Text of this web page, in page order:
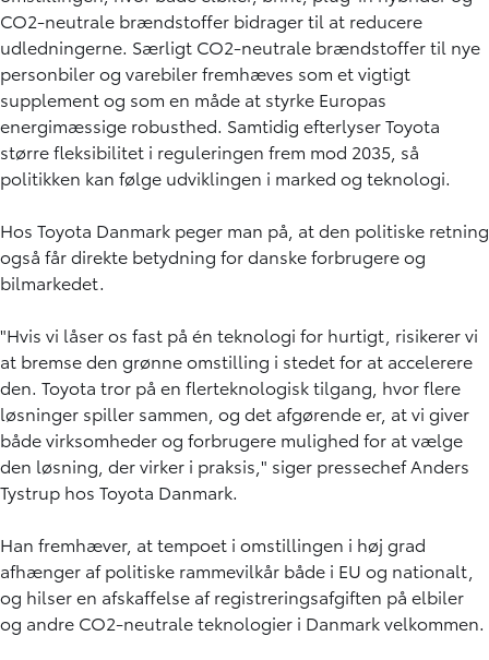
CO2-neutrale brændstoffer bidrager til at reducere
udledningerne. Særligt CO2-neutrale brændstoffer til nye
personbiler og varebiler fremhæves som et vigtigt
supplement og som en måde at styrke Europas
energimæssige robusthed. Samtidig efterlyser Toyota
større fleksibilitet i reguleringen frem mod 2035, så
politikken kan følge udviklingen i marked og teknologi.
Hos Toyota Danmark peger man på, at den politiske retning
også får direkte betydning for danske forbrugere og
bilmarkedet.
"Hvis vi låser os fast på én teknologi for hurtigt, risikerer vi
at bremse den grønne omstilling i stedet for at accelerere
den. Toyota tror på en flerteknologisk tilgang, hvor flere
løsninger spiller sammen, og det afgørende er, at vi giver
både virksomheder og forbrugere mulighed for at vælge
den løsning, der virker i praksis," siger pressechef Anders
Tystrup hos Toyota Danmark.
Han fremhæver, at tempoet i omstillingen i høj grad
afhænger af politiske rammevilkår både i EU og nationalt,
og hilser en afskaffelse af registreringsafgiften på elbiler
og andre CO2-neutrale teknologier i Danmark velkommen.